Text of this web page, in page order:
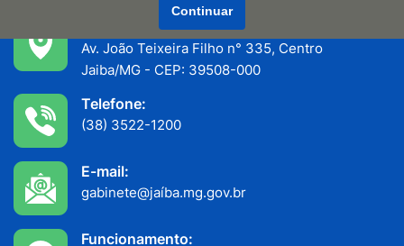
Av. João Teixeira Filho n° 335, Centro
Jaiba/MG - CEP: 39508-000
Telefone:
(38) 3522-1200
E-mail:
gabinete@jaíba.mg.gov.br
Funcionamento:
Continuar